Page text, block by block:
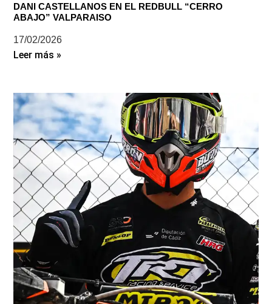
DANI CASTELLANOS EN EL REDBULL “CERRO
ABAJO” VALPARAISO
17/02/2026
Leer más »